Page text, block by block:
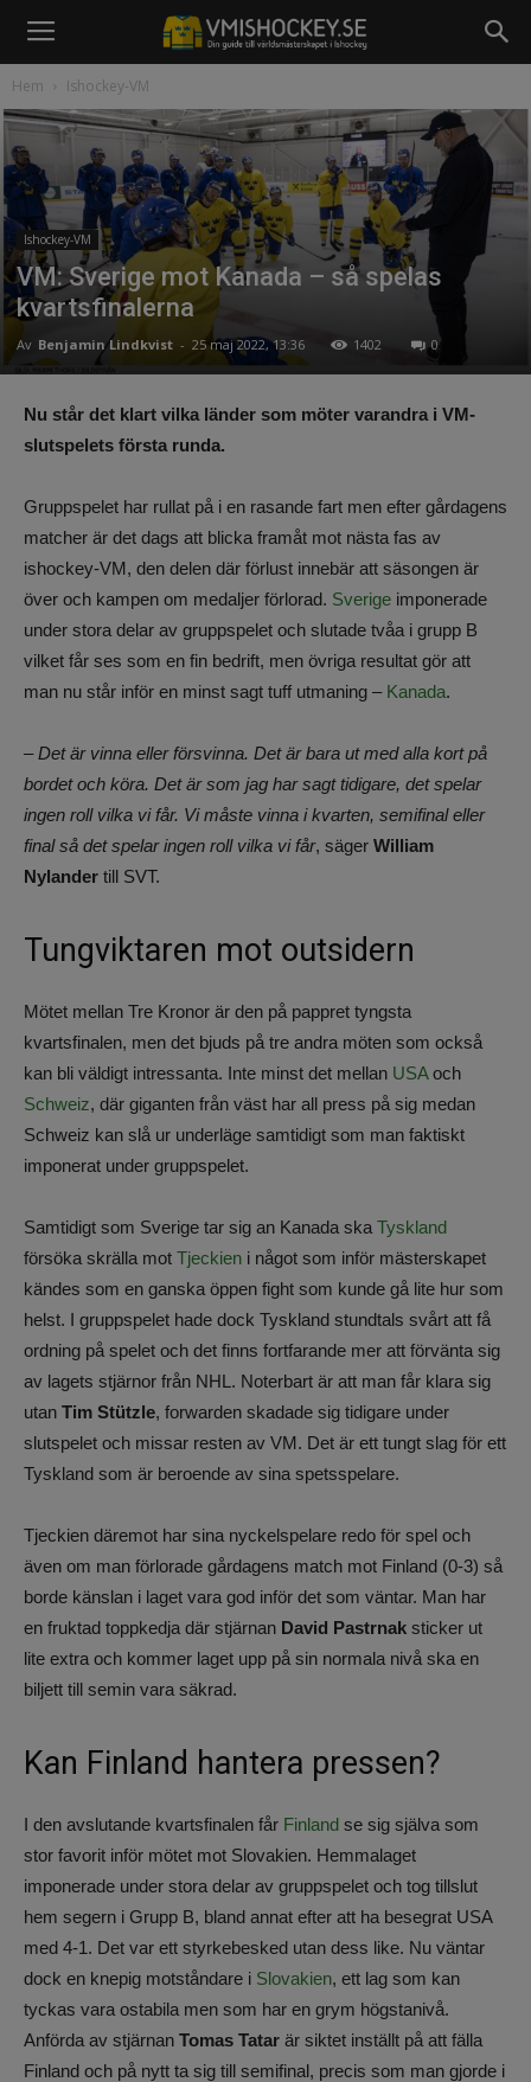
Hem Ishockey-VM
Ishockey-VM
VM: Sverige mot Kanada – så spelas
kvartsfinalerna
Av Benjamin Lindkvist - 25 maj 2022, 13:36 1402 0
Nu står det klart vilka länder som möter varandra i VM-
slutspelets första runda.
Gruppspelet har rullat på i en rasande fart men efter gårdagens
matcher är det dags att blicka framåt mot nästa fas av
ishockey-VM, den delen där förlust innebär att säsongen är
över och kampen om medaljer förlorad. Sverige imponerade
under stora delar av gruppspelet och slutade tvåa i grupp B
vilket får ses som en fin bedrift, men övriga resultat gör att
man nu står inför en minst sagt tuff utmaning – Kanada.
– Det är vinna eller försvinna. Det är bara ut med alla kort på
bordet och köra. Det är som jag har sagt tidigare, det spelar
ingen roll vilka vi får. Vi måste vinna i kvarten, semifinal eller
final så det spelar ingen roll vilka vi får, säger William
Nylander till SVT.
Tungviktaren mot outsidern
Mötet mellan Tre Kronor är den på pappret tyngsta
kvartsfinalen, men det bjuds på tre andra möten som också
kan bli väldigt intressanta. Inte minst det mellan USAoch
Schweiz, där giganten från väst har all press på sig medan
Schweiz kan slå ur underläge samtidigt som man faktiskt
imponerat under gruppspelet.
Samtidigt som Sverige tar sig an Kanada ska Tyskland
försöka skrälla mot Tjeckien i något som inför mästerskapet
kändes som en ganska öppen fight som kunde gå lite hur som
helst. I gruppspelet hade dock Tyskland stundtals svårt att få
ordning på spelet och det finns fortfarande mer att förvänta sig
av lagets stjärnor från NHL. Noterbart är att man får klara sig
utan Tim Stützle, forwarden skadade sig tidigare under
slutspelet och missar resten av VM. Det är ett tungt slag för ett
Tyskland som är beroende av sina spetsspelare.
Tjeckien däremot har sina nyckelspelare redo för spel och
även om man förlorade gårdagens match mot Finland (0-3) så
borde känslan i laget vara god inför det som väntar. Man har
en fruktad toppkedja där stjärnan David Pastrnak sticker ut
lite extra och kommer laget upp på sin normala nivå ska en
biljett till semin vara säkrad.
Kan Finland hantera pressen?
I den avslutande kvartsfinalen får Finland se sig själva som
stor favorit inför mötet mot Slovakien. Hemmalaget
imponerade under stora delar av gruppspelet och tog tillslut
hem segern i Grupp B, bland annat efter att ha besegrat USA
med 4-1. Det var ett styrkebesked utan dess like. Nu väntar
dock en knepig motståndare i Slovakien, ett lag som kan
tyckas vara ostabila men som har en grym högstanivå.
Anförda av stjärnan Tomas Tatar är siktet inställt på att fälla
Finland och på nytt ta sig till semifinal, precis som man gjorde i